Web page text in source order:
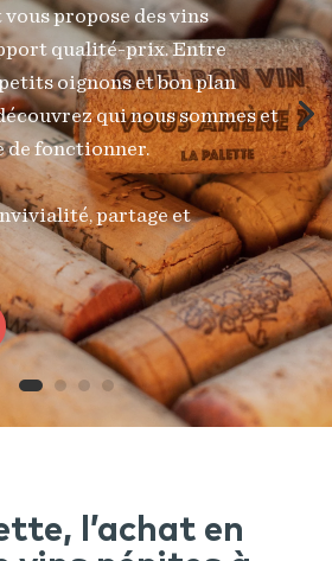
propose des vins
qualité-prix. Entre
oignons et bon plan
qui nous sommes et
de fonctionner.
partage et
l’achat en